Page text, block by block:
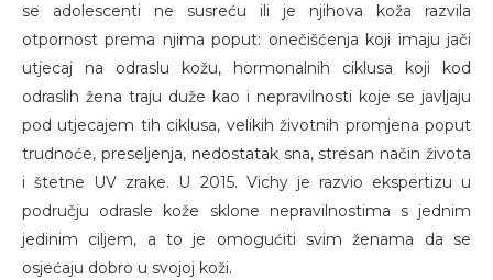
se adolescenti ne susreću ili je njihova koža razvila
otpornost prema njima poput: onečišćenja koji imaju jači
utjecaj na odraslu kožu, hormonalnih ciklusa koji kod
odraslih žena traju duže kao i nepravilnosti koje se javljaju
pod utjecajem tih ciklusa, velikih životnih promjena poput
trudnoće, preseljenja, nedostatak sna, stresan način života
i štetne UV zrake. U 2015. Vichy je razvio ekspertizu u
području odrasle kože sklone nepravilnostima s jednim
jedinim ciljem, a to je omogućiti svim ženama da se
osjećaju dobro u svojoj koži.